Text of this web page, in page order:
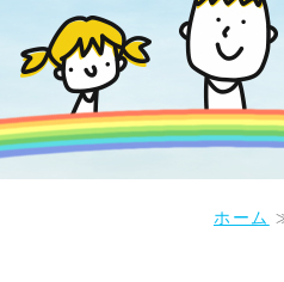
ホーム